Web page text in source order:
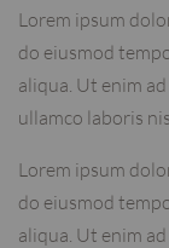
Lorem ipsum
do eiusmod
aliqua. Ut enim
ullamco laboris
Lorem ipsum
do eiusmod
aliqua. Ut enim